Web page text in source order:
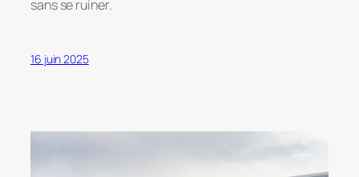
sans se ruiner.
16 juin 2025